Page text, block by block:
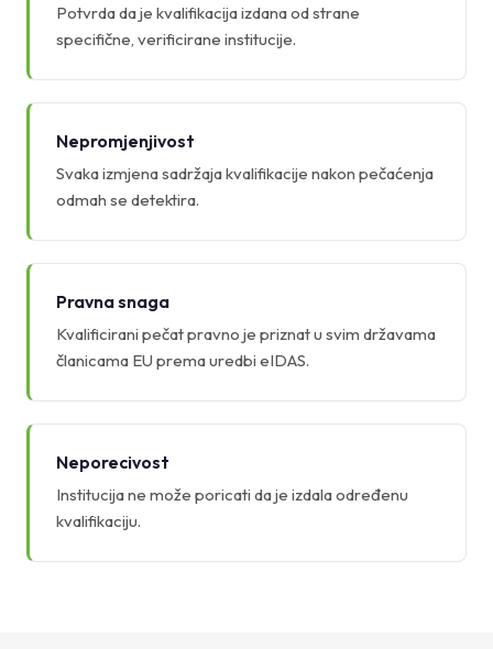
Potvrda da je kvalifikacija izdana od strane
specifične, verificirane institucije.
Nepromjenjivost
Svaka izmjena sadržaja kvalifikacije nakon pečaćenja
odmah se detektira.
Pravna snaga
Kvalificirani pečat pravno je priznat u svim državama
članicama EU prema uredbi eIDAS.
Neporecivost
Institucija ne može poricati da je izdala određenu
kvalifikaciju.